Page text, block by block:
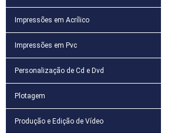
Impressões em Acrílico
Impressões em Pvc
Personalização de Cd e Dvd
Plotagem
Produção e Edição de Vídeo